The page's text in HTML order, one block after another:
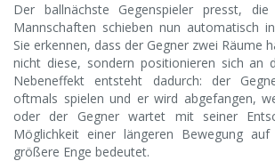
Der ballnächste Gegenspieler presst,
Mannschaften schieben nun automatisch
Sie erkennen, dass der Gegner zwei Räume
nicht diese, sondern positionieren sich an
Nebeneffekt entsteht dadurch: der
oftmals spielen und er wird abgefangen,
oder der Gegner wartet mit seiner
Möglichkeit einer längeren Bewegung
größere Enge bedeutet.